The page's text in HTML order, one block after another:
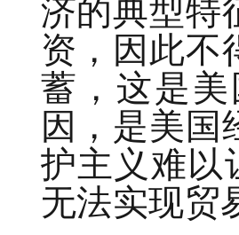
济的典型特
资，因此不
蓄，这是
因，是美国
护主义难以
无法实现贸